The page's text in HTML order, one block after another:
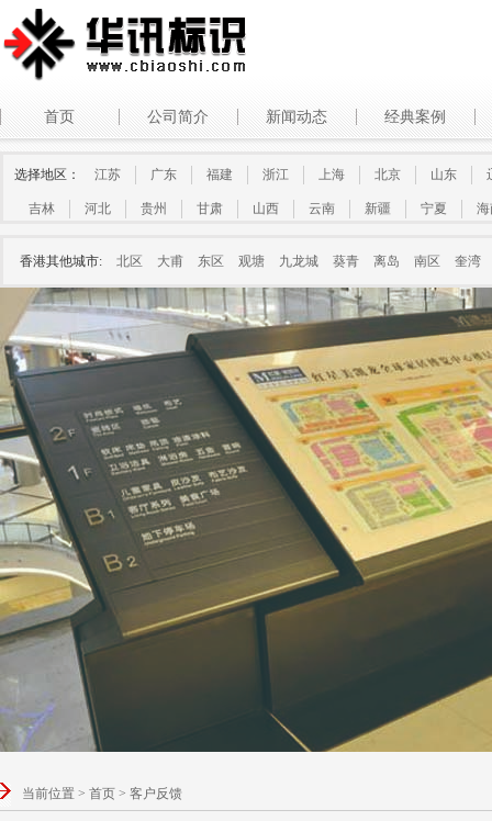
首页 公司简介 新闻动态 经典案例
选择地区： 江苏 广东 福建 浙江 上海 北京 山东
吉林 河北 贵州 甘肃 山西 云南 新疆 宁夏
香港其他城市: 北区 大甫 东区 观塘 九龙城 葵青 离岛 南区 奎湾
当前位置 > 首页 > 客户反馈